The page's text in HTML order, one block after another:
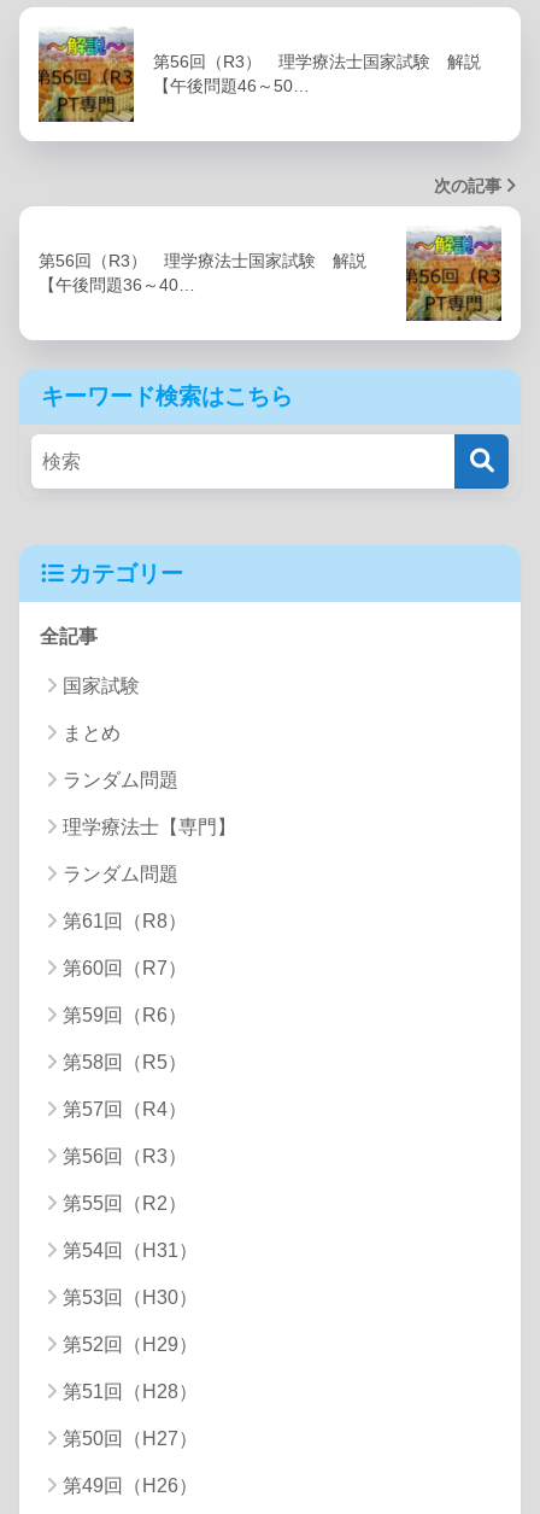
第56回（R3） 理学療法士国家試験 解説
【午後問題46～50…
次の記事
第56回（R3） 理学療法士国家試験 解説
【午後問題36～40…
キーワード検索はこちら
カテゴリー
全記事
国家試験
まとめ
ランダム問題
理学療法士【専門】
ランダム問題
第61回（R8）
第60回（R7）
第59回（R6）
第58回（R5）
第57回（R4）
第56回（R3）
第55回（R2）
第54回（H31）
第53回（H30）
第52回（H29）
第51回（H28）
第50回（H27）
第49回（H26）